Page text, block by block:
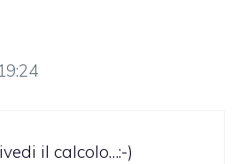
il calcolo…:-)